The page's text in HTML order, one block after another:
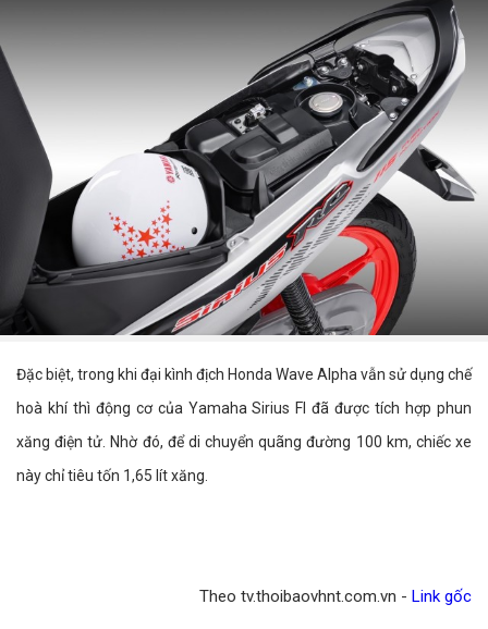
Đặc biệt, trong khi đại kình địch Honda Wave Alpha vẫn sử dụng chế
hoà khí thì động cơ của Yamaha Sirius FI đã được tích hợp phun
xăng điện tử. Nhờ đó, để di chuyển quãng đường 100 km, chiếc xe
này chỉ tiêu tốn 1,65 lít xăng.
Theo tv.thoibaovhnt.com.vn - Link gốc